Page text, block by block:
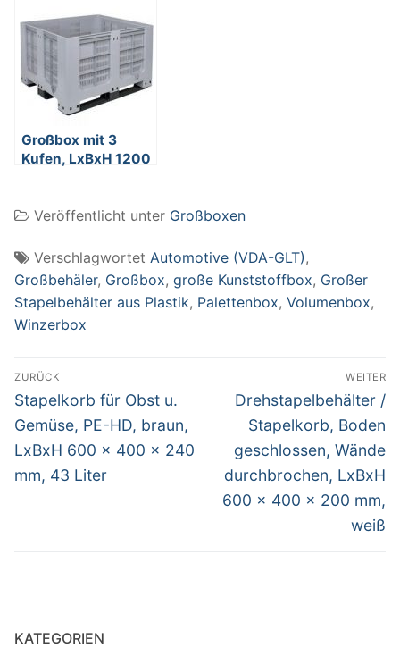
1000 mm, Boden
geschlossen,
Wände
durchbrochen
Großbox mit 3
Kufen, LxBxH 1200
Wände
Veröffentlicht unter Großboxen
Verschlagwortet Automotive (VDA-GLT),
Großbehäler, Großbox, große Kunststoffbox, Großer
Stapelbehälter aus Plastik, Palettenbox, Volumenbox,
Winzerbox
Beitragsnavigation
ZURÜCK
Vorheriger
Beitrag:
Stapelkorb für Obst u.
Gemüse, PE-HD, braun,
LxBxH 600 x 400 x 240
mm, 43 Liter
WEITER
Nächster
Beitrag:
Drehstapelbehälter /
Stapelkorb, Boden
geschlossen, Wände
durchbrochen, LxBxH
600 x 400 x 200 mm,
weiß
KATEGORIEN